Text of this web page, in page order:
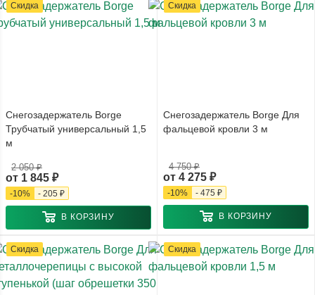
Скидка
Снегозадержатель Borge
Трубчатый универсальный 1,5
м
от 1 845 ₽
2 050 ₽
-10% - 205 ₽
В КОРЗИНУ
Скидка
Снегозадержатель Borge Для
фальцевой кровли 3 м
от 4 275 ₽
4 750 ₽
-10% - 475 ₽
В КОРЗИНУ
Скидка Скидка